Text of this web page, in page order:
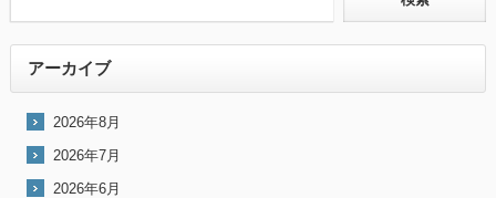
アーカイブ
2026年8月
2026年7月
2026年6月